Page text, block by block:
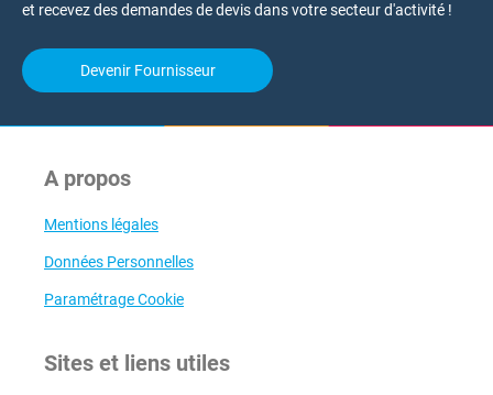
et recevez des demandes de devis dans votre secteur d'activité !
Devenir Fournisseur
A propos
Mentions légales
Données Personnelles
Paramétrage Cookie
Sites et liens utiles